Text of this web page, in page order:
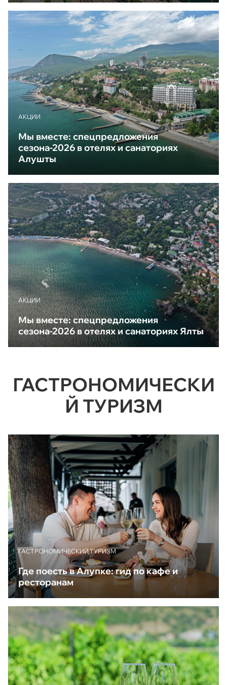
АКЦИИ
Мы вместе: спецпредложения
сезона-2026 в отелях и санаториях
Алушты
АКЦИИ
Мы вместе: спецпредложения
сезона-2026 в отелях и санаториях Ялты
ГАСТРОНОМИЧЕСКИ
Й ТУРИЗМ
ГАСТРОНОМИЧЕСКИЙ ТУРИЗМ
Где поесть в Алупке: гид по кафе и
ресторанам